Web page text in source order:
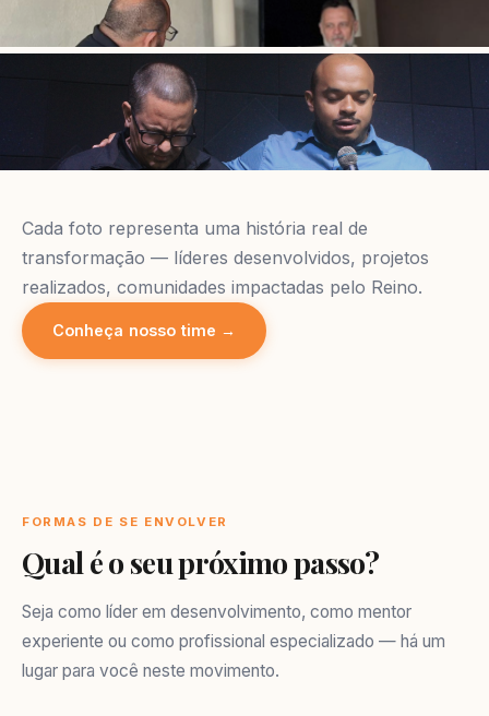
Cada foto representa uma história real de
transformação — líderes desenvolvidos, projetos
realizados, comunidades impactadas pelo Reino.
Conheça nosso time →
FORMAS DE SE ENVOLVER
Qual é o seu próximo passo?
Seja como líder em desenvolvimento, como mentor
experiente ou como profissional especializado — há um
lugar para você neste movimento.